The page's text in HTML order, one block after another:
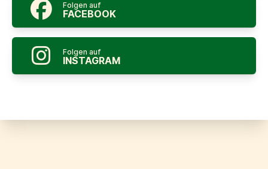
Folgen auf
FACEBOOK
Folgen auf
INSTAGRAM